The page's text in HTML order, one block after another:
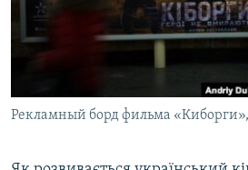
ВІДЕОУРОКИ «ELIFBE»
ІНФОГРАФІКА
Русский
ДОЛУЧАЙСЯ!
Рекламный борд фильма